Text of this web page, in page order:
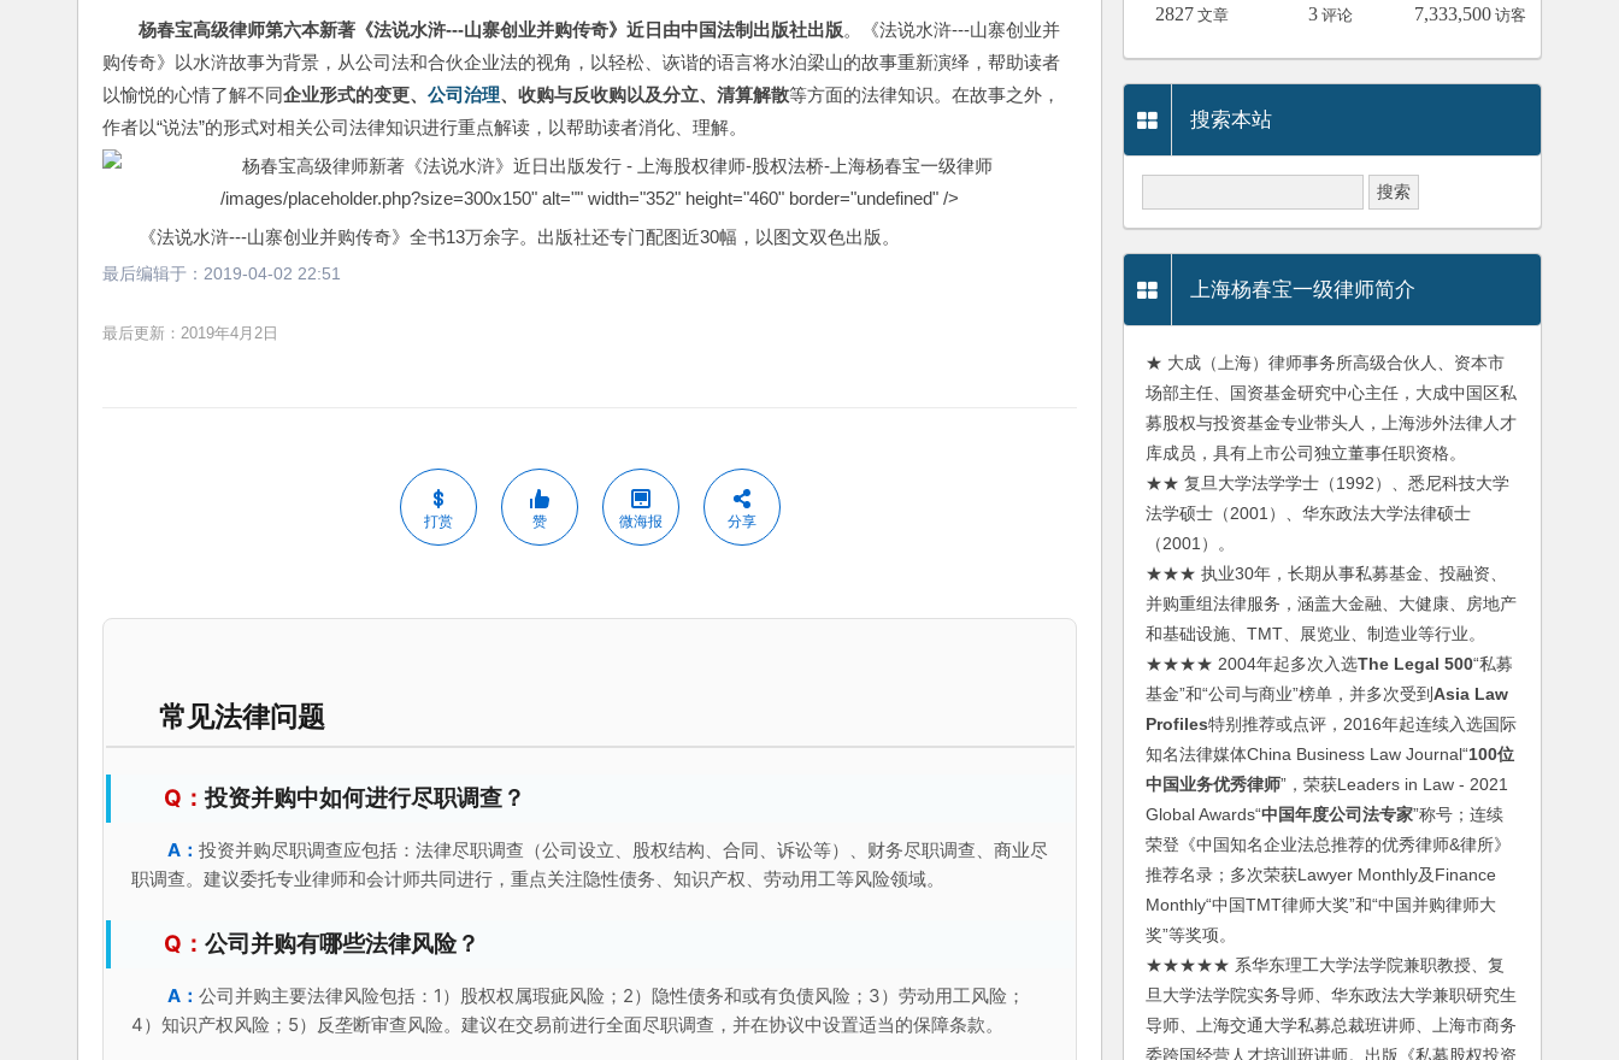
杨春宝高级律师第六本新著《法说水浒---山寨创业并购传奇》近日由中国法制出版社出版。《法说水浒---山寨创业并
购传奇》以水浒故事为背景，从公司法和合伙企业法的视角，以轻松、诙谐的语言将水泊梁山的故事重新演绎，帮助读者
以愉悦的心情了解不同企业形式的变更、 公司治理、收购与反收购以及分立、清算解散等方面的法律知识。在故事之外，
作者以“说法”的形式对相关公司法律知识进行重点解读，以帮助读者消化、理解。
/images/placeholder.php?size=300x150" alt="" width="352" height="460" border="undefined" />
《法说水浒---山寨创业并购传奇》全书13万余字。出版社还专门配图近30幅，以图文双色出版。
最后编辑于： 2019-04-02 22:51
最后更新：2019年4月2日
打赏 赞 微海报 分享
常见法律问题
投资并购中如何进行尽职调查？
投资并购尽职调查应包括：法律尽职调查（公司设立、股权结构、合同、诉讼等）、财务尽职调查、商业尽
职调查。建议委托专业律师和会计师共同进行，重点关注隐性债务、知识产权、劳动用工等风险领域。
公司并购有哪些法律风险？
公司并购主要法律风险包括：1）股权权属瑕疵风险；2）隐性债务和或有负债风险；3）劳动用工风险；
4）知识产权风险；5）反垄断审查风险。建议在交易前进行全面尽职调查，并在协议中设置适当的保障条款。
2827 文章 3 评论 7,333,500 访客
搜索本站
上海杨春宝一级律师简介
★ 大成（上海）律师事务所高级合伙人、资本市
场部主任、国资基金研究中心主任，大成中国区私
募股权与投资基金专业带头人，上海涉外法律人才
库成员，具有上市公司独立董事任职资格。
★★ 复旦大学法学学士（1992）、悉尼科技大学
法学硕士（2001）、华东政法大学法律硕士
（2001）。
★★★ 执业30年，长期从事私募基金、投融资、
并购重组法律服务，涵盖大金融、大健康、房地产
和基础设施、TMT、展览业、制造业等行业。
★★★★ 2004年起多次入选The Legal 500“私募
基金”和“公司与商业”榜单，并多次受到Asia Law
Profiles特别推荐或点评，2016年起连续入选国际
知名法律媒体China Business Law Journal“100位
中国业务优秀律师”，荣获Leaders in Law - 2021
Global Awards“中国年度公司法专家”称号；连续
荣登《中国知名企业法总推荐的优秀律师&律所》
推荐名录；多次荣获Lawyer Monthly及Finance
Monthly“中国TMT律师大奖”和“中国并购律师大
奖”等奖项。
★★★★★ 系华东理工大学法学院兼职教授、复
旦大学法学院实务导师、华东政法大学兼职研究生
导师、上海交通大学私募总裁班讲师、上海市商务
委跨国经营人才培训班讲师。出版《私募股权投资